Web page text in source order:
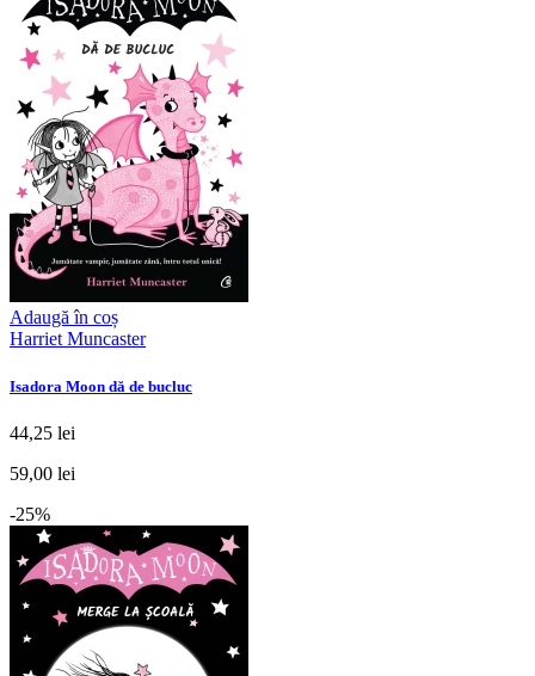
Adaugă în coș
Harriet Muncaster
Isadora Moon dă de bucluc
44,25 lei
59,00 lei
-25%